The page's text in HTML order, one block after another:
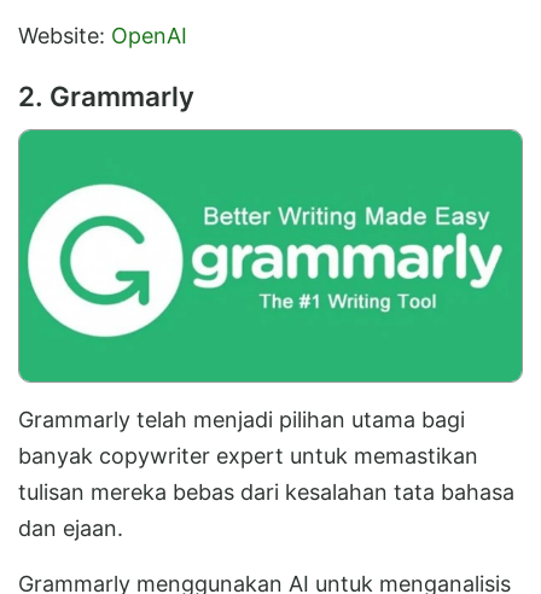
Website: OpenAI
2. Grammarly
Grammarly telah menjadi pilihan utama bagi
banyak copywriter expert untuk memastikan
tulisan mereka bebas dari kesalahan tata bahasa
dan ejaan.
Grammarly menggunakan AI untuk menganalisis